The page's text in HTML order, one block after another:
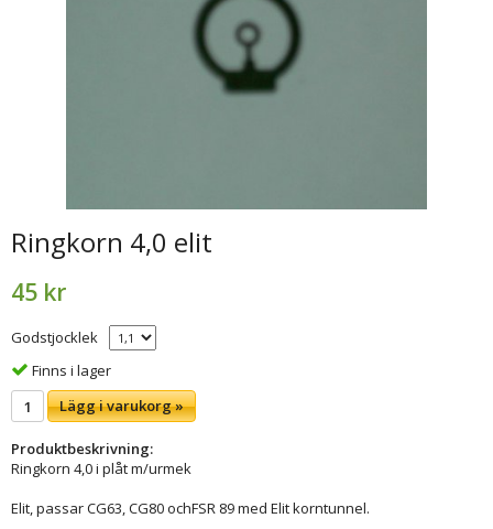
Ringkorn 4,0 elit
45 kr
Godstjocklek
Finns i lager
Lägg i varukorg »
Produktbeskrivning:
Ringkorn 4,0 i plåt m/urmek
Elit, passar CG63, CG80 ochFSR 89 med Elit korntunnel.